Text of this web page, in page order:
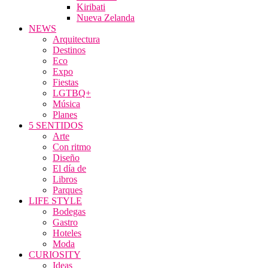
Kiribati
Nueva Zelanda
NEWS
Arquitectura
Destinos
Eco
Expo
Fiestas
LGTBQ+
Música
Planes
5 SENTIDOS
Arte
Con ritmo
Diseño
El día de
Libros
Parques
LIFE STYLE
Bodegas
Gastro
Hoteles
Moda
CURIOSITY
Ideas